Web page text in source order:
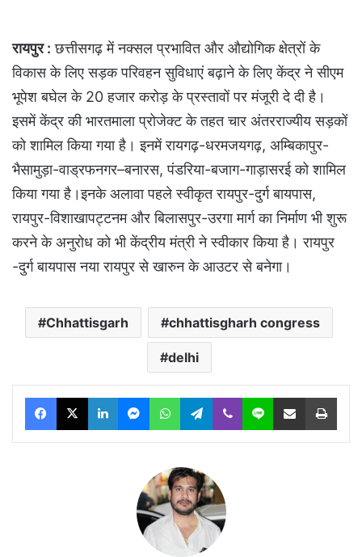
रायपुर : छत्तीसगढ़ में नक्सल प्रभावित और औद्योगिक क्षेत्रों के
विकास के लिए सड़क परिवहन सुविधाएं बढ़ाने के लिए केंद्र ने सीएम
भूपेश बघेल के 20 हजार करोड़ के प्रस्तावों पर मंजूरी दे दी है।
इसमें केंद्र की भारतमाला प्रोजेक्ट के तहत चार अंतरराज्यीय सड़कों
को शामिल किया गया है। इनमें रायगढ़-धरमजयगढ़, अम्बिकापुर-
भैसामुड़ा-वाड्रफनगर–बनारस, पंडरिया-बजाग-गाड़ासरई को शामिल
किया गया है।इनके अलावा पहले स्वीकृत रायपुर-दुर्ग बायपास,
रायपुर-विशाखापट्टनम और बिलासपुर-उरगा मार्ग का निर्माण भी शुरू
करने के अनुरोध को भी केंद्रीय मंत्री ने स्वीकार किया है। रायपुर
-दुर्ग बायपास नया रायपुर से खारुन के आउटर से बनेगा।
Chhattisgarh chhattisgharh congress
delhi
Facebook
X LinkedInMessengerWhatsAppTelegram
Viber Line Share via Email Print